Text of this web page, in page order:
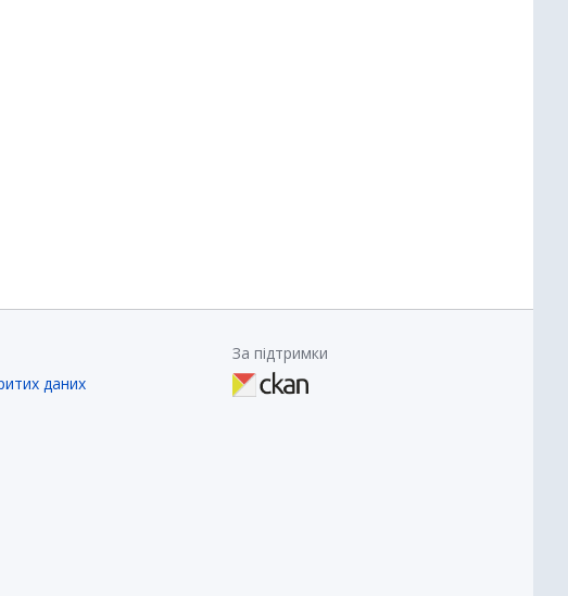
даних
За підтримки